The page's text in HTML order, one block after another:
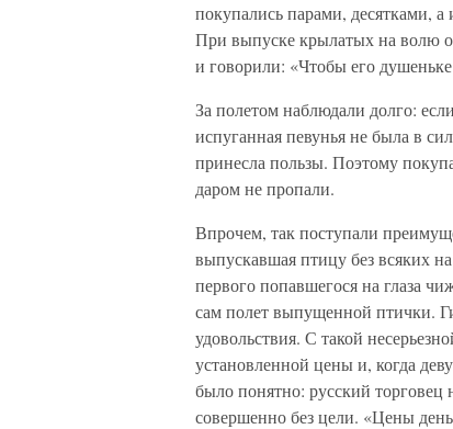
покупались парами, десятками, а
При выпуске крылатых на волю
и говорили: «Чтобы его
За полетом наблюдали долго:
испуганная певунья не была в
принесла пользы. Поэтому
даром не пропали.
Впрочем, так поступали
выпускавшая птицу без всяких
первого попавшегося на глаза
сам полет выпущенной птички.
удовольствия. С такой
установленной цены и, когда
было понятно: русский торговец
совершенно без цели. «Цены